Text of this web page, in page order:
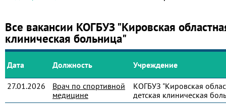
Все вакансии КОГБУЗ "Кировская
клиническая больница"
Дата Должность Учреждение
27.01.2026
Врач по спортивной
медицине
КОГБУЗ "Кировская
детская клиническая